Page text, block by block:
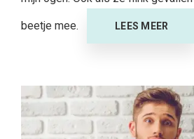
beetje mee. LEES MEER